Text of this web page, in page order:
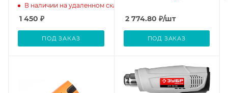
В наличии на удаленном складе
1 450 ₽
ПОД ЗАКАЗ
2 774.80 ₽/шт
ПОД ЗАКАЗ